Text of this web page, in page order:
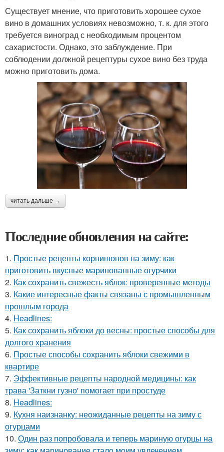
Существует мнение, что приготовить хорошее сухое
вино в домашних условиях невозможно, т. к. для этого
требуется виноград с необходимым процентом
сахаристости. Однако, это заблуждение. При
соблюдении должной рецептуры сухое вино без труда
можно приготовить дома.
читать дальше →
Последние обновления на сайте:
1. Простые рецепты корнишонов на зиму: как
приготовить вкусные маринованные огурчики
2. Как сохранить свежесть яблок: проверенные методы
3. Какие интересные факты связаны с промышленным
прошлым города
4. Headlines:
5. Как сохранить яблоки до весны: простые способы для
долгого хранения
6. Простые способы сохранить яблоки свежими в
квартире
7. Эффективные рецепты народной медицины: как
трава 'Заткни гузно' помогает при простуде
8. Headlines:
9. Кухня наизнанку: неожиданные рецепты на зиму с
огурцами
10. Один раз попробовала и теперь мариную огурцы на